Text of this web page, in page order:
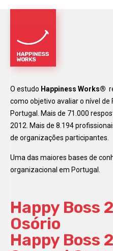
O estudo Happiness Works®
como objetivo avaliar o nível de
Portugal. Mais de 71.000
2012. Mais de 8.194
de organizações participantes.
Uma das maiores bases de
organizacional em Portugal.
Happy Boss
Osório
Happy Boss